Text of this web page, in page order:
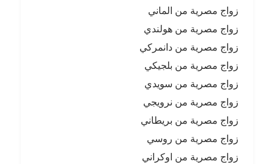
زواج مصرية من الماني
زواج مصرية من هولندي
زواج مصرية من دانمركي
زواج مصرية من بلجيكي
زواج مصرية من سويدي
زواج مصرية من نرويجي
زواج مصرية من بريطاني
زواج مصرية من روسي
زواج مصرية من اوكراني